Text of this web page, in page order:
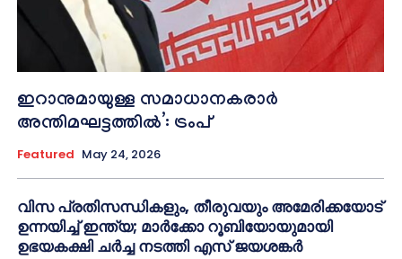
ഇറാനുമായുള്ള സമാധാനകരാർ
അന്തിമഘട്ടത്തിൽ‌’: ട്രംപ്
Featured May 24, 2026
വിസ പ്രതിസന്ധികളും, തീരുവയും അമേരിക്കയോട്
ഉന്നയിച്ച് ഇന്ത്യ; മാർക്കോ റൂബിയോയുമായി
ഉഭയകക്ഷി ചർച്ച നടത്തി എസ് ജയശങ്കർ